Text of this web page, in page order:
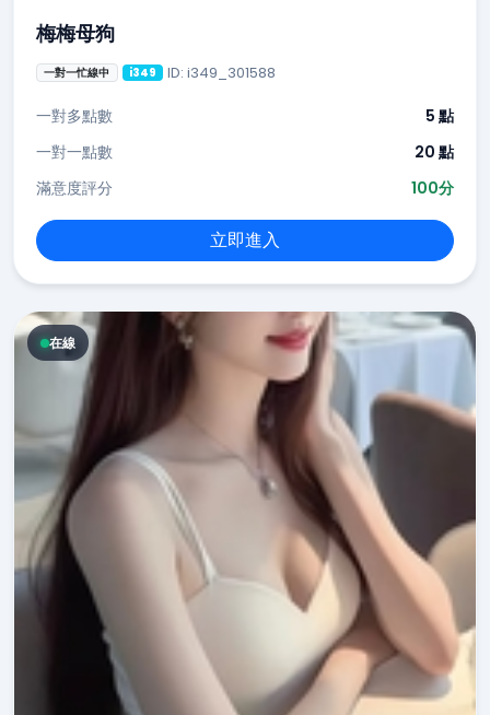
梅梅母狗
一對一忙線中 i349 ID: i349_301588
一對多點數
5 點
一對一點數
20 點
滿意度評分
100分
立即進入
在線